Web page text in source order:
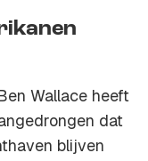
Wallace heeft
dat
blijven